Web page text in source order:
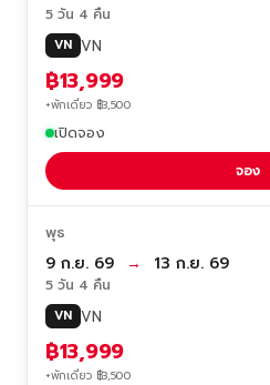
5 วัน 4 คืน
VN VN
฿13,999
+พักเดี่ยว ฿3,500
เปิดจอง
จอง
พุธ
9 ก.ย. 69 → 13 ก.ย. 69
5 วัน 4 คืน
VN VN
฿13,999
+พักเดี่ยว ฿3,500